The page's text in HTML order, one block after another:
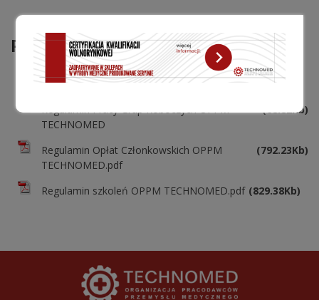
Pliki do pobrania
Statut OPPM TECHNOMED
Regulamin Pracy Grup Roboczych OPPM
TECHNOMED
(68.82Kb)
Regulamin Opłat Członkowskich OPPM
TECHNOMED.pdf
(792.23Kb)
Regulamin szkoleń OPPM TECHNOMED.pdf (829.38Kb)